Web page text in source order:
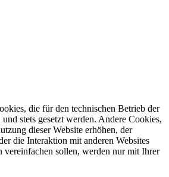
die für den technischen Betrieb der
stets gesetzt werden. Andere Cookies,
dieser Website erhöhen, der
die Interaktion mit anderen Websites
vereinfachen sollen, werden nur mit Ihrer